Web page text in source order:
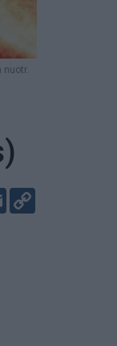
nuotr.
Email